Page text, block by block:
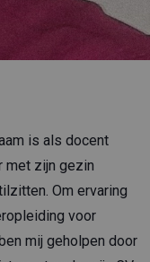
is als docent
met zijn gezin
Om ervaring
voor
mij geholpen door